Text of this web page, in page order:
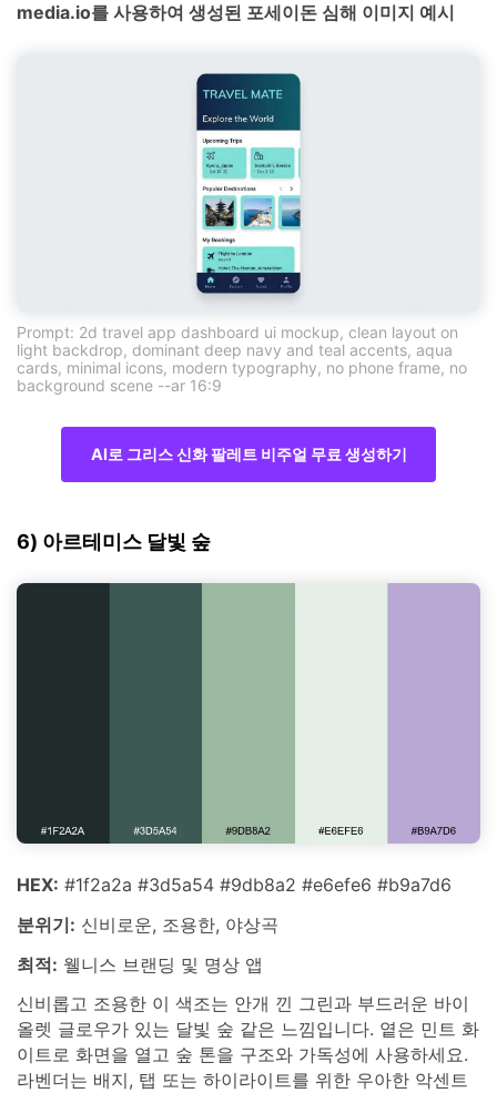
media.io를 사용하여 생성된 포세이돈 심해 이미지 예시
Prompt: 2d travel app dashboard ui mockup, clean layout on
light backdrop, dominant deep navy and teal accents, aqua
cards, minimal icons, modern typography, no phone frame, no
background scene --ar 16:9
AI로 그리스 신화 팔레트 비주얼 무료 생성하기
6) 아르테미스 달빛 숲
HEX: #1f2a2a #3d5a54 #9db8a2 #e6efe6 #b9a7d6
분위기: 신비로운, 조용한, 야상곡
최적: 웰니스 브랜딩 및 명상 앱
신비롭고 조용한 이 색조는 안개 낀 그린과 부드러운 바이
올렛 글로우가 있는 달빛 숲 같은 느낌입니다. 옅은 민트 화
이트로 화면을 열고 숲 톤을 구조와 가독성에 사용하세요.
라벤더는 배지, 탭 또는 하이라이트를 위한 우아한 악센트